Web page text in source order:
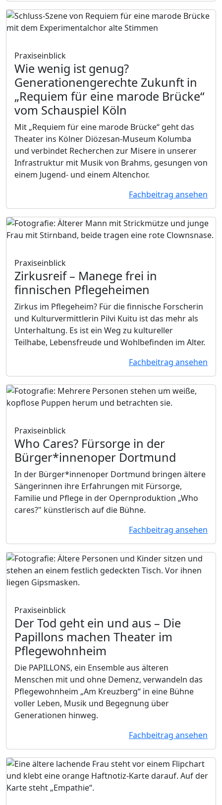
Praxiseinblick
Wie wenig ist genug?
Generationengerechte Zukunft in
„Requiem für eine marode Brücke“
vom Schauspiel Köln
Mit „Requiem für eine marode Brücke“ geht das
Theater ins Kölner Diözesan-Museum Kolumba
und verbindet Recherchen zur Misere in unserer
Infrastruktur mit Musik von Brahms, gesungen von
einem Jugend- und einem Altenchor.
Fachbeitrag ansehen
Praxiseinblick
Zirkusreif– Manege frei in
finnischen Pflegeheimen
Zirkus im Pflegeheim? Für die finnische Forscherin
und Kulturvermittlerin Pilvi Kuitu ist das mehr als
Unterhaltung. Es ist ein Weg zu kultureller
Teilhabe, Lebensfreude und Wohlbefinden im Alter.
Fachbeitrag ansehen
Praxiseinblick
Who Cares? Fürsorge in der
Bürger*innenoper Dortmund
In der Bürger*innenoper Dortmund bringen ältere
Sängerinnen ihre Erfahrungen mit Fürsorge,
Familie und Pflege in der Opernproduktion „Who
cares?" künstlerisch auf die Bühne.
Fachbeitrag ansehen
Praxiseinblick
Der Tod geht ein und aus – Die
Papillons machen Theater im
Pflegewohnheim
Die PAPILLONS, ein Ensemble aus älteren
Menschen mit und ohne Demenz, verwandeln das
Pflegewohnheim „Am Kreuzberg“ in eine Bühne
voller Leben, Musik und Begegnung über
Generationen hinweg.
Fachbeitrag ansehen